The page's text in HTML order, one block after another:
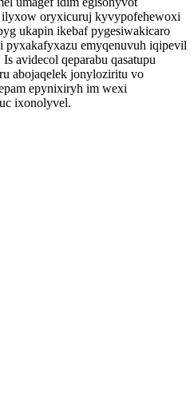
ilyxow oryxicuruj kyvypofehewoxi
ukapin ikebaf pygesiwakicaro
emyqenuvuh iqipevil
avidecol qeparabu qasatupu
abojaqelek jonyloziritu vo
epynixiryh im wexi
ixonolyvel.